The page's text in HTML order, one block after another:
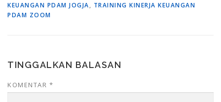
KEUANGAN PDAM JOGJA, TRAINING KINERJA KEUANGAN
PDAM ZOOM
TINGGALKAN BALASAN
KOMENTAR *